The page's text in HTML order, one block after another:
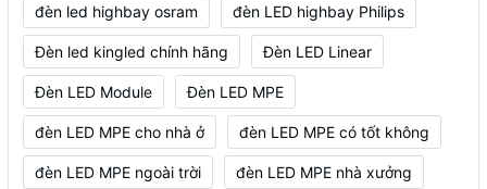
đèn led highbay osram đèn LED highbay Philips
Đèn led kingled chính hãng Đèn LED Linear
Đèn LED Module Đèn LED MPE
đèn LED MPE cho nhà ở đèn LED MPE có tốt không
đèn LED MPE ngoài trời đèn LED MPE nhà xưởng